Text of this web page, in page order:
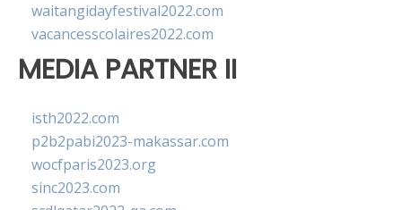
waitangidayfestival2022.com
vacancesscolaires2022.com
MEDIA PARTNER II
isth2022.com
p2b2pabi2023-makassar.com
wocfparis2023.org
sinc2023.com